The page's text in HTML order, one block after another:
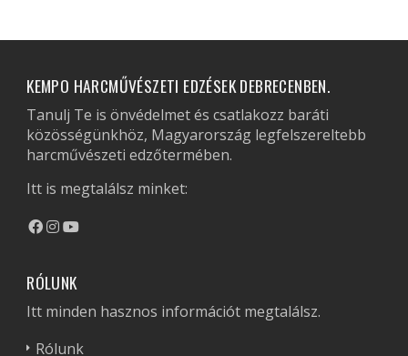
KEMPO HARCMŰVÉSZETI EDZÉSEK DEBRECENBEN.
Tanulj Te is önvédelmet és csatlakozz baráti
közösségünkhöz, Magyarország legfelszereltebb
harcművészeti edzőtermében.
Itt is megtalálsz minket:
RÓLUNK
Itt minden hasznos információt megtalálsz.
Rólunk